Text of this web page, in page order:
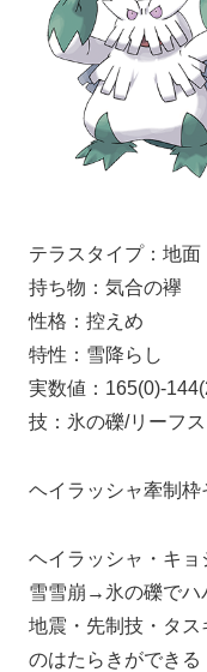
テラスタイプ：地面
持ち物：気合の襷
性格：控えめ
特性：雪降らし
実数値：165(0)-
技：氷の礫/リーフ
ヘイラッシャ牽制枠
ヘイラッシャ・キ
雪雪崩→氷の礫でハ
地震・先制技・タス
のはたらきができる